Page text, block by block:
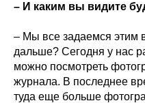
– И каким вы видите
– Мы все задаемся этим
дальше? Сегодня у нас
можно посмотреть
журнала. В последнее
туда еще больше